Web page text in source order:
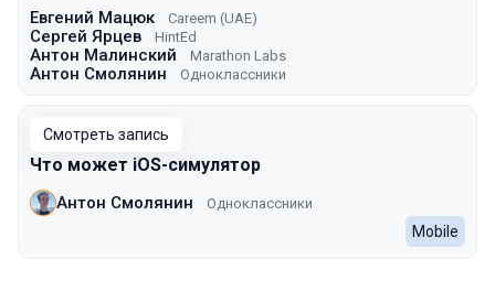
Евгений Мацюк Careem (UAE)
Сергей Ярцев HintEd
Антон Малинский Marathon Labs
Антон Смолянин Одноклассники
Смотреть запись
Что может iOS-симулятор
Антон Смолянин Одноклассники
Mobile